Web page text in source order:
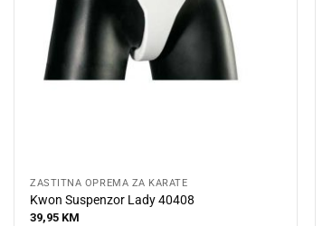
ZAŠTITNA OPREMA ZA KARATE
Kwon Suspenzor Lady 40408
39,95 KM